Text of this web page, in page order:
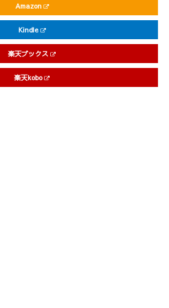
Amazon
Kindle
楽天ブックス
楽天kobo